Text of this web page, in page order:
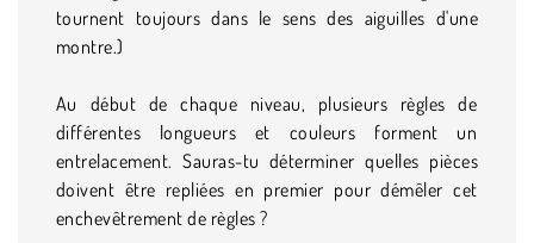
tournent toujours dans le sens des aiguilles d'une
montre.)
Au début de chaque niveau, plusieurs règles de
différentes longueurs et couleurs forment un
entrelacement. Sauras-tu déterminer quelles pièces
doivent être repliées en premier pour démêler cet
enchevêtrement de règles ?